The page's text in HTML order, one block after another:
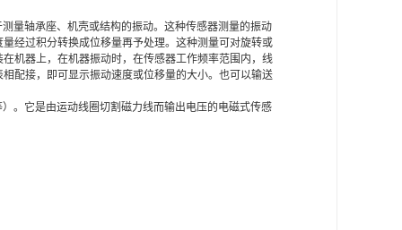
量轴承座、机壳或结构的振动。这种传感器测量的振动
经过积分转换成位移量再予处理。这种测量可对旋转或
机器上，在机器振动时，在传感器工作频率范围内，线
配接，即可显示振动速度或位移量的大小。也可以输送
。它是由运动线圈切割磁力线而输出电压的电磁式传感